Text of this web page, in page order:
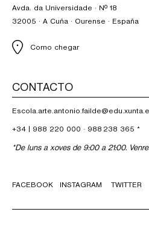
Avda. da Universidade · Nº 18
32005 · A Cuña · Ourense · España
Como chegar
CONTACTO
+34 | 988 220 000 · 988 238 365 *
*De luns a xoves de 9:00 a 21:00.
FACEBOOK INSTAGRAM TWITTER